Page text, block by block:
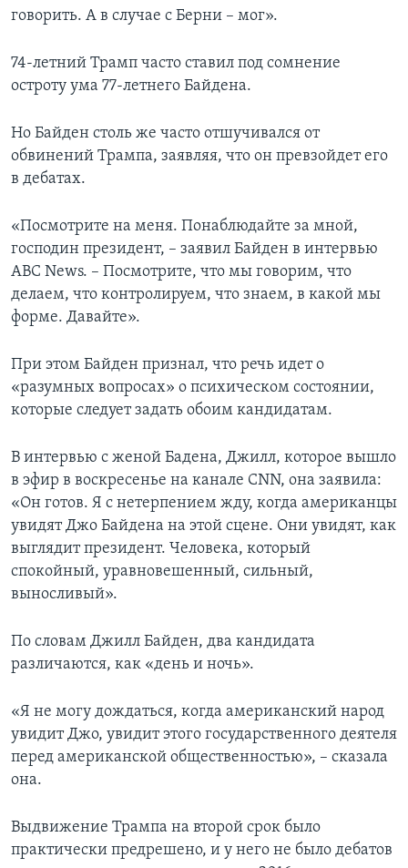
говорить. А в случае с Берни – мог».
74-летний Трамп часто ставил под сомнение
остроту ума 77-летнего Байдена.
Но Байден столь же часто отшучивался от
обвинений Трампа, заявляя, что он превзойдет его
в дебатах.
«Посмотрите на меня. Понаблюдайте за мной,
господин президент, – заявил Байден в интервью
ABC News. – Посмотрите, что мы говорим, что
делаем, что контролируем, что знаем, в какой мы
форме. Давайте».
При этом Байден признал, что речь идет о
«разумных вопросах» о психическом состоянии,
которые следует задать обоим кандидатам.
В интервью с женой Бадена, Джилл, которое вышло
в эфир в воскресенье на канале CNN, она заявила:
«Он готов. Я с нетерпением жду, когда американцы
увидят Джо Байдена на этой сцене. Они увидят, как
выглядит президент. Человека, который
спокойный, уравновешенный, сильный,
выносливый».
По словам Джилл Байден, два кандидата
различаются, как «день и ночь».
«Я не могу дождаться, когда американский народ
увидит Джо, увидит этого государственного деятеля
перед американской общественностью», – сказала
она.
Выдвижение Трампа на второй срок было
практически предрешено, и у него не было дебатов